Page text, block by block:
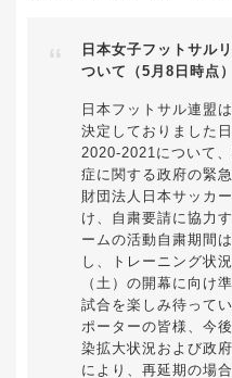
日本女子フットサル
ついて（5月8日時点）
日本フットサル連盟
決定しておりました
2020-2021について
症に関する政府の緊
財団法人日本サッカ
け、自粛要請に協力
ームの活動自粛期間
し、トレーニング状
（土）の開幕に向け
試合を楽しみ待って
ポーターの皆様、今
染拡大状況および政
により、再延期の場